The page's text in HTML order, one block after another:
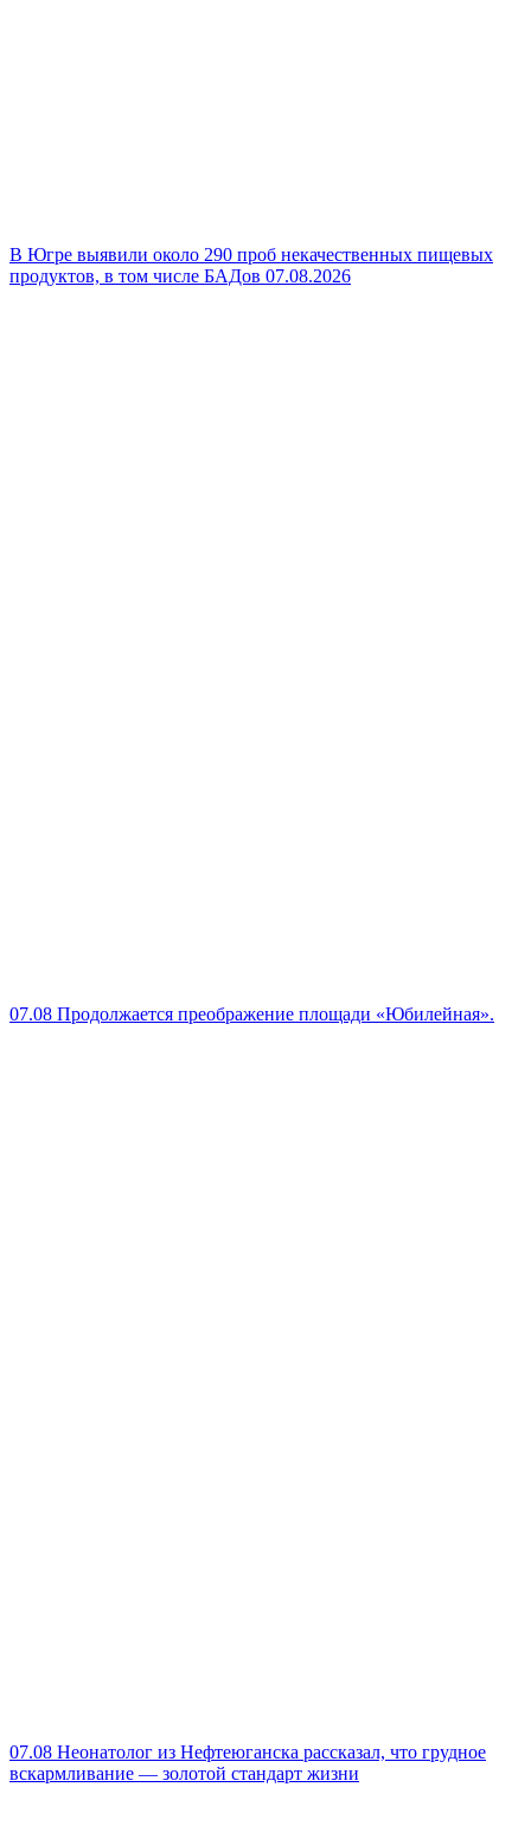
В Югре выявили около 290 проб некачественных пищевых
продуктов, в том числе БАДов 07.08.2026
07.08 Продолжается преображение площади «Юбилейная».
07.08 Неонатолог из Нефтеюганска рассказал, что грудное
вскармливание — золотой стандарт жизни